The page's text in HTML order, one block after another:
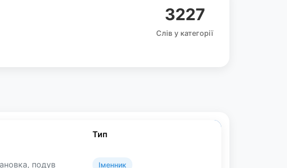
3227
Слів у категорії
Тип
подув Іменник